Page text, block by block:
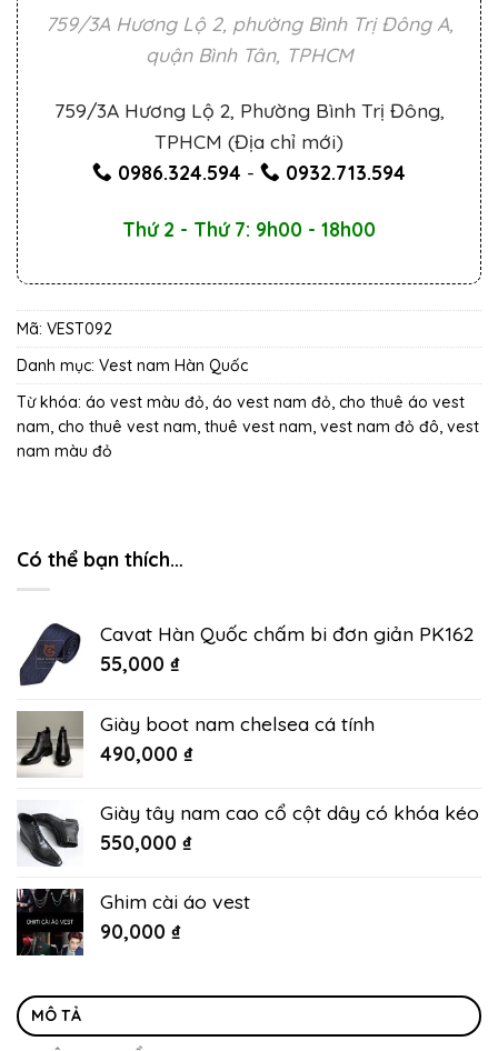
759/3A Hương Lộ 2, phường Bình Trị Đông A,
quận Bình Tân, TPHCM
759/3A Hương Lộ 2, Phường Bình Trị Đông,
TPHCM (Địa chỉ mới)
0986.324.594 - 0932.713.594
Thứ 2 - Thứ 7: 9h00 - 18h00
Mã: VEST092
Danh mục: Vest nam Hàn Quốc
Từ khóa: áo vest màu đỏ, áo vest nam đỏ, cho thuê áo vest
nam, cho thuê vest nam, thuê vest nam, vest nam đỏ đô, vest
nam màu đỏ
Có thể bạn thích…
Cavat Hàn Quốc chấm bi đơn giản PK162
55,000 ₫
Giày boot nam chelsea cá tính
490,000 ₫
Giày tây nam cao cổ cột dây có khóa kéo
550,000 ₫
Ghim cài áo vest
90,000 ₫
MÔ TẢ